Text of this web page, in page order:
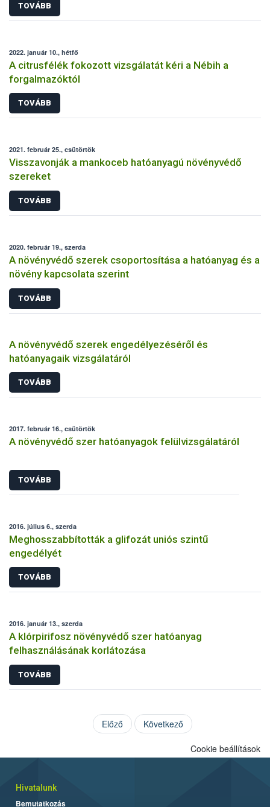
TOVÁBB
2022. január 10., hétfő
A citrusfélék fokozott vizsgálatát kéri a Nébih a
forgalmazóktól
TOVÁBB
2021. február 25., csütörtök
Visszavonják a mankoceb hatóanyagú növényvédő
szereket
TOVÁBB
2020. február 19., szerda
A növényvédő szerek csoportosítása a hatóanyag és a
növény kapcsolata szerint
TOVÁBB
A növényvédő szerek engedélyezéséről és
hatóanyagaik vizsgálatáról
TOVÁBB
2017. február 16., csütörtök
A növényvédő szer hatóanyagok felülvizsgálatáról
TOVÁBB
2016. július 6., szerda
Meghosszabbították a glifozát uniós szintű
engedélyét
TOVÁBB
2016. január 13., szerda
A klórpirifosz növényvédő szer hatóanyag
felhasználásának korlátozása
TOVÁBB
Előző Következő
Cookie beállítások
Hivatalunk
Bemutatkozás